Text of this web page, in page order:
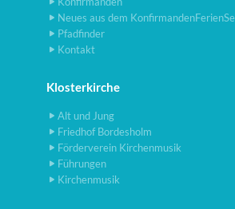
Neues aus dem
Pfadfinder
Kontakt
Klosterkirche
Alt und Jung
Friedhof Bordesholm
Förderverein Kirchenmusik
Führungen
Kirchenmusik